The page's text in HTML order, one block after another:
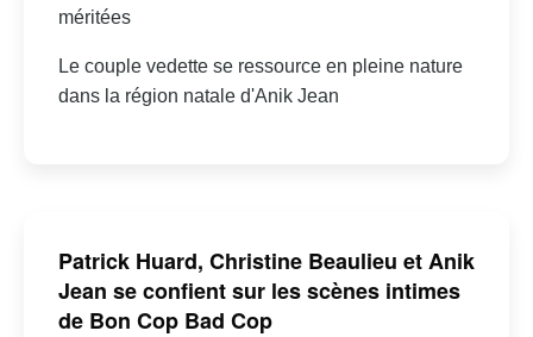
méritées
Le couple vedette se ressource en pleine nature
dans la région natale d'Anik Jean
Patrick Huard, Christine Beaulieu et Anik
Jean se confient sur les scènes intimes
de Bon Cop Bad Cop